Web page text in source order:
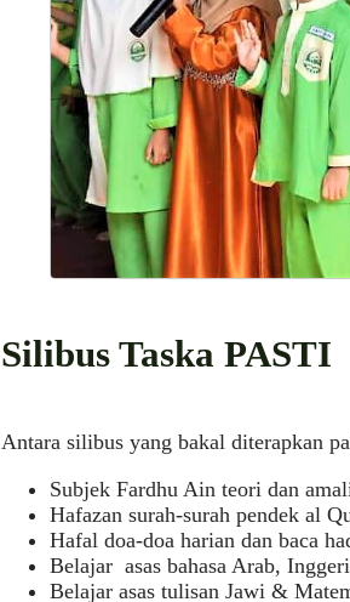
Silibus Taska PASTI
Antara silibus yang bakal diterapkan
Subjek Fardhu Ain teori dan
Hafazan surah-surah pendek al
Hafal doa-doa harian dan baca
Belajar asas bahasa Arab,
Belajar asas tulisan Jawi &